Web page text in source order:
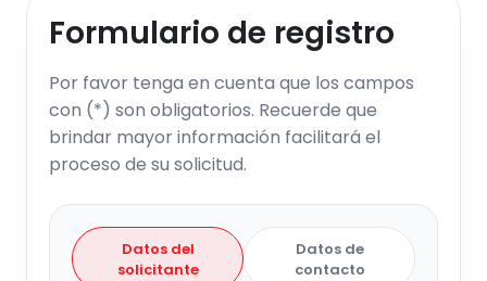
Formulario de registro
Por favor tenga en cuenta que los campos
con (*) son obligatorios. Recuerde que
brindar mayor información facilitará el
proceso de su solicitud.
Datos del
solicitante
Datos de
contacto